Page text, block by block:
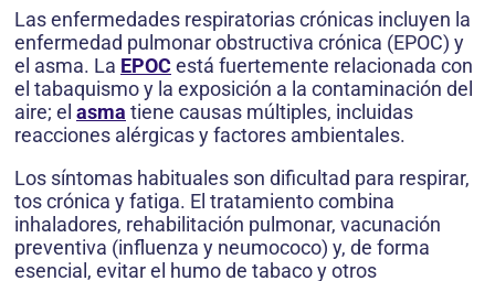
Las enfermedades respiratorias crónicas incluyen la
enfermedad pulmonar obstructiva crónica (EPOC) y
el asma. La EPOCestá fuertemente relacionada con
el tabaquismo y la exposición a la contaminación del
aire; el asma tiene causas múltiples, incluidas
reacciones alérgicas y factores ambientales.
Los síntomas habituales son dificultad para respirar,
tos crónica y fatiga. El tratamiento combina
inhaladores, rehabilitación pulmonar, vacunación
preventiva (influenza y neumococo) y, de forma
esencial, evitar el humo de tabaco y otros